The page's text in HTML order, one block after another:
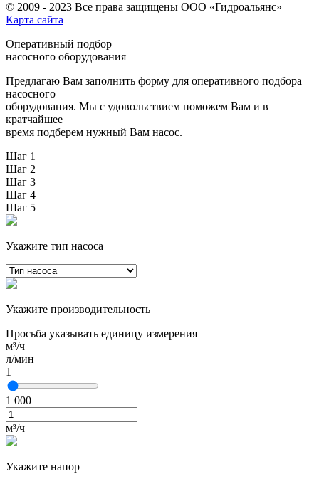
© 2009 - 2023 Все права защищены ООО «Гидроальянс» |
Карта сайта
Оперативный подбор
насосного оборудования
Предлагаю Вам заполнить форму для оперативного подбора
насосного
оборудования. Мы с удовольствием поможем Вам и в
кратчайшее
время подберем нужный Вам насос.
Шаг 1
Шаг 2
Шаг 3
Шаг 4
Шаг 5
Укажите тип насоса
Укажите производительность
Просьба указывать единицу измерения
м³/ч
л/мин
1
1 000
м³/ч
Укажите напор